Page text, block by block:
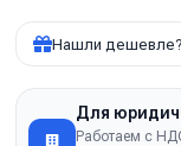
Нашли дешевле?
Для
Работаем с